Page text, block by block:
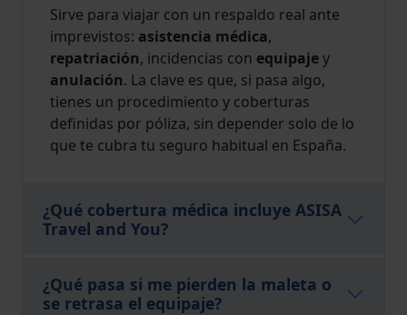
Sirve para viajar con un respaldo real ante
imprevistos: asistencia médica,
repatriación, incidencias con equipajey
anulación. La clave es que, si pasa algo,
tienes un procedimiento y coberturas
definidas por póliza, sin depender solo de lo
que te cubra tu seguro habitual en España.
¿Qué cobertura médica incluye ASISA
Travel and You?
¿Qué pasa si me pierden la maleta o
se retrasa el equipaje?